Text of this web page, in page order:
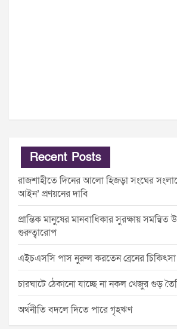
Recent Posts
রাজশাহীতে দিনের আলো হিজড়া সংঘের
আইন’ প্রণয়নের দাবি
প্রান্তিক মানুষের মানবাধিকার সুরক্ষায়
গুরুত্বারোপ
এইচএসসি পাস নুরুল করতেন ব্রেনের চিকিৎসা
চারঘাটে ঠেকানো যাচ্ছে না নকল খেজুর গুড়
অর্থনীতি বদলে দিতে পারে গৃহঋণ